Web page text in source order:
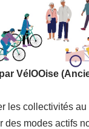
VélOOise
les collectivités au
des modes actifs